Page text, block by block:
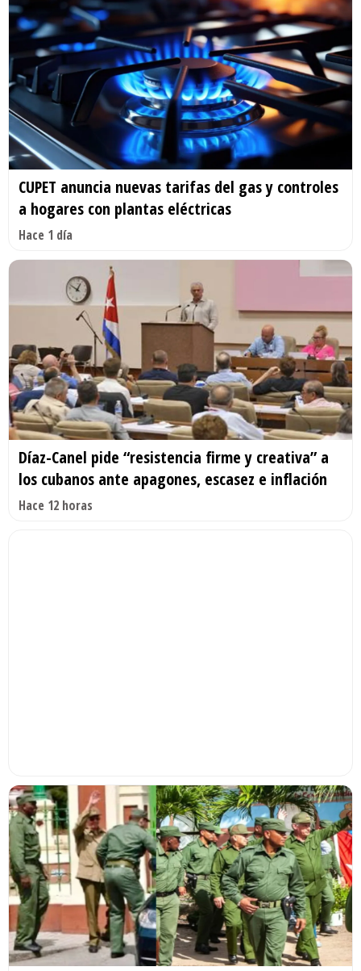
CUPET anuncia nuevas tarifas del gas y controles
a hogares con plantas eléctricas
Hace 1 día
Díaz-Canel pide “resistencia firme y creativa” a
los cubanos ante apagones, escasez e inflación
Hace 12 horas